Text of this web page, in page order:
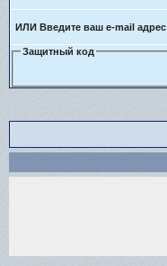
ИЛИ Введите ваш e-mail адрес
Защитный код